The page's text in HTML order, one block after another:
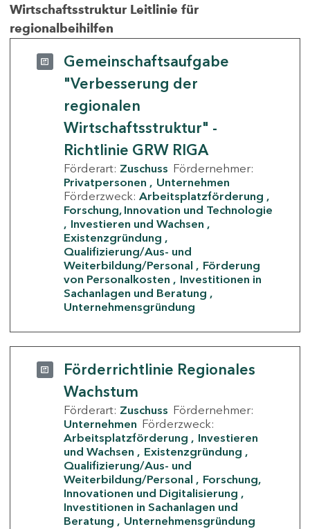
Wirtschaftsstruktur Leitlinie für
regionalbeihilfen
Gemeinschaftsaufgabe
"Verbesserung der
regionalen
Wirtschaftsstruktur" -
Richtlinie GRW RIGA
Förderart: Zuschuss Fördernehmer:
Privatpersonen
Unternehmen
Förderzweck: Arbeitsplatzförderung
Forschung, Innovation und Technologie
Investieren und Wachsen
Existenzgründung
Qualifizierung/Aus- und
Weiterbildung/Personal
Förderung
von Personalkosten
Investitionen in
Sachanlagen und Beratung
Unternehmensgründung
Förderrichtlinie Regionales
Wachstum
Förderart: Zuschuss Fördernehmer:
Unternehmen Förderzweck:
Arbeitsplatzförderung
Investieren
und Wachsen
Existenzgründung
Qualifizierung/Aus- und
Weiterbildung/Personal
Forschung,
Innovationen und Digitalisierung
Investitionen in Sachanlagen und
Beratung
Unternehmensgründung